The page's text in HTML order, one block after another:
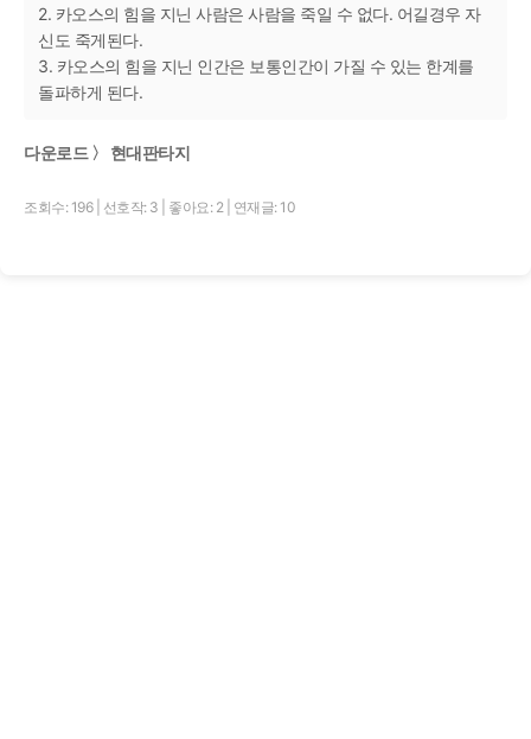
2. 카오스의 힘을 지닌 사람은 사람을 죽일 수 없다. 어길경우 자
신도 죽게된다.
3. 카오스의 힘을 지닌 인간은 보통인간이 가질 수 있는 한계를
돌파하게 된다.
다운로드 〉 현대판타지
조회수: 196 선호작: 3 좋아요: 2 연재글: 10